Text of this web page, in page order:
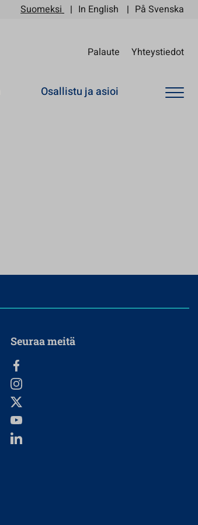
Suomeksi In English På Svenska
Palaute Yhteystiedot
Osallistu ja asioi
Seuraa meitä